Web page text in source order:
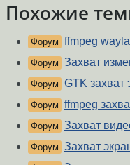
Похожие
Форум ffmpeg
Форум Захват
Форум GTK захват
Форум ffmpeg
Форум Захват
Форум Захват